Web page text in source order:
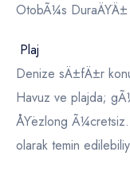
OtobÃ¼s
Plaj
Denize sÄ±fÄ±r
Havuz ve plajda;
ÅŸezlong
olarak temin